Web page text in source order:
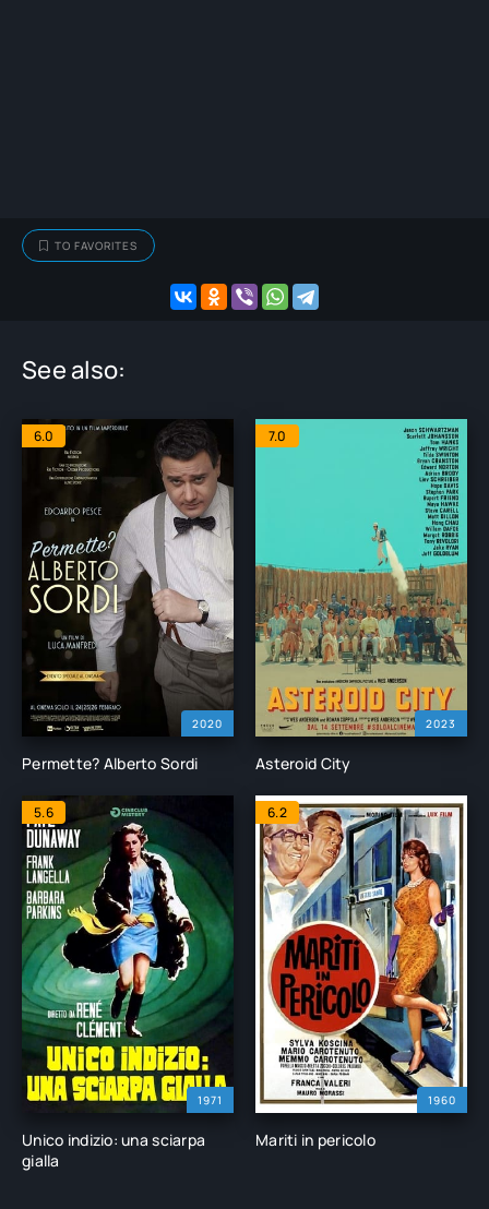
TO FAVORITES
See also:
2020
6.0
Permette? Alberto Sordi
2023
7.0
Asteroid City
1971
5.6
Unico indizio: una sciarpa
gialla
1960
6.2
Mariti in pericolo